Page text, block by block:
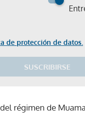
de protección de datos.
SUSCRIBIRSE
régimen de